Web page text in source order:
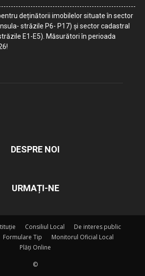
pentru deținătorii imobilelor situate în sector
străzile P6- P17) și sector cadastral
E1-E5). Măsurători în perioada
DESPRE NOI
URMAȚI-NE
Consiliul Local
De interes public
Formulare Tip
Monitorul Oficial Local
Plăți Online
©